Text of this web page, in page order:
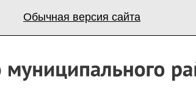
Обычная версия сайта